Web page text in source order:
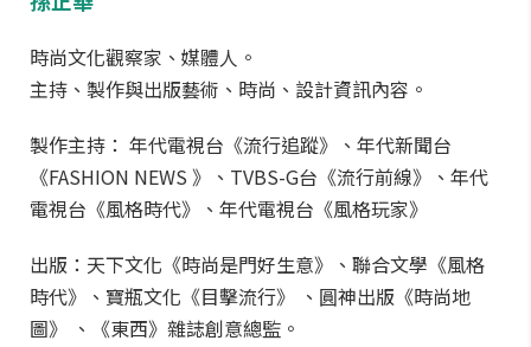
時尚文化觀察家、媒體人。
主持、製作與出版藝術、時尚、設計資訊內容。
製作主持： 年代電視台《流行追蹤》、年代新聞台
《FASHION NEWS 》、TVBS-G台《流行前線》、年代
電視台《風格時代》、年代電視台《風格玩家》
出版：天下文化《時尚是門好生意》、聯合文學《風格
時代》、寶瓶文化《目擊流行》 、圓神出版《時尚地
圖》 、《東西》雜誌創意總監。